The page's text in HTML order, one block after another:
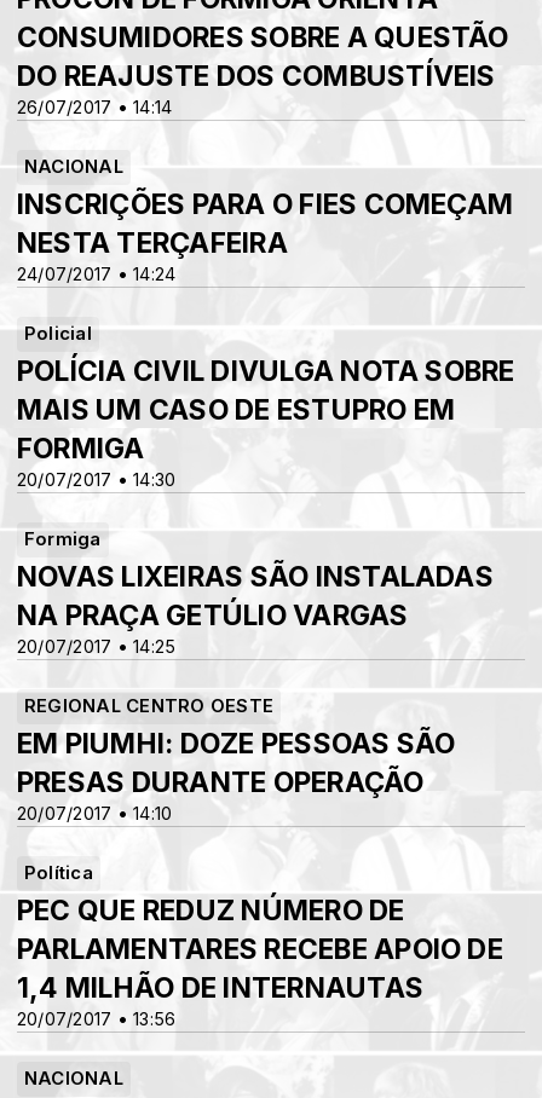
26/07/2017 • 14:14
CONSUMIDORES SOBRE A QUESTÃO
DO REAJUSTE DOS COMBUSTÍVEIS
NACIONAL
24/07/2017 • 14:24
INSCRIÇÕES PARA O FIES COMEÇAM
NESTA TERÇAFEIRA
Policial
20/07/2017 • 14:30
POLÍCIA CIVIL DIVULGA NOTA SOBRE
MAIS UM CASO DE ESTUPRO EM
FORMIGA
Formiga
20/07/2017 • 14:25
NOVAS LIXEIRAS SÃO INSTALADAS
NA PRAÇA GETÚLIO VARGAS
REGIONAL CENTRO OESTE
20/07/2017 • 14:10
EM PIUMHI: DOZE PESSOAS SÃO
PRESAS DURANTE OPERAÇÃO
Política
20/07/2017 • 13:56
PEC QUE REDUZ NÚMERO DE
PARLAMENTARES RECEBE APOIO DE
1,4 MILHÃO DE INTERNAUTAS
NACIONAL